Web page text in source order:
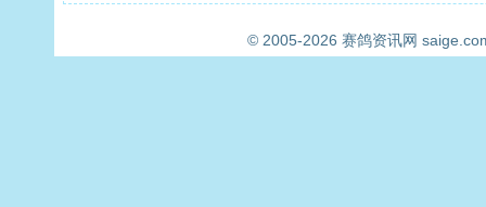
© 2005-2026 赛鸽资讯网